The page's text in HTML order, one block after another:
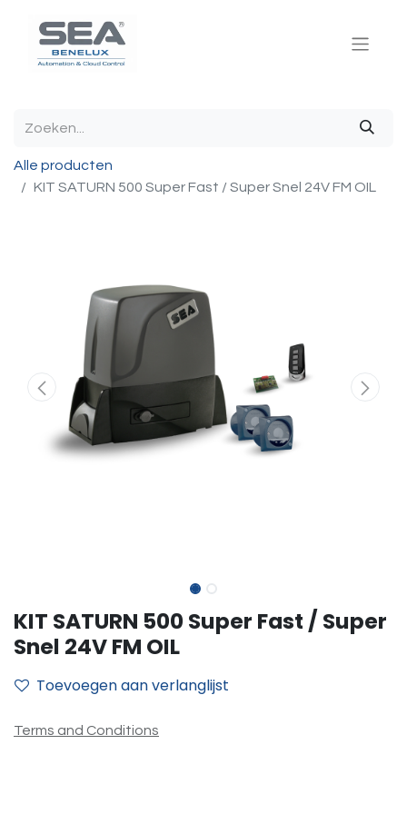
Alle producten
KIT SATURN 500 Super Fast / Super Snel 24V FM OIL
KIT SATURN 500 Super Fast / Super
Snel 24V FM OIL
Toevoegen aan verlanglijst
Terms and Conditions